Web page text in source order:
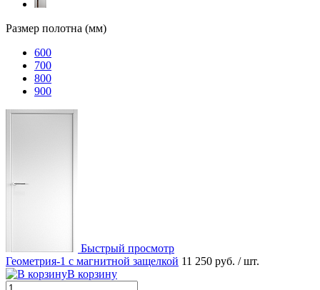
Размер полотна (мм)
600
700
800
900
Быстрый просмотр
Геометрия-1 с магнитной защелкой 11 250 руб. / шт.
В корзину